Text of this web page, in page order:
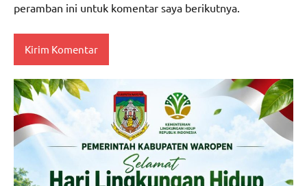
peramban ini untuk komentar saya berikutnya.